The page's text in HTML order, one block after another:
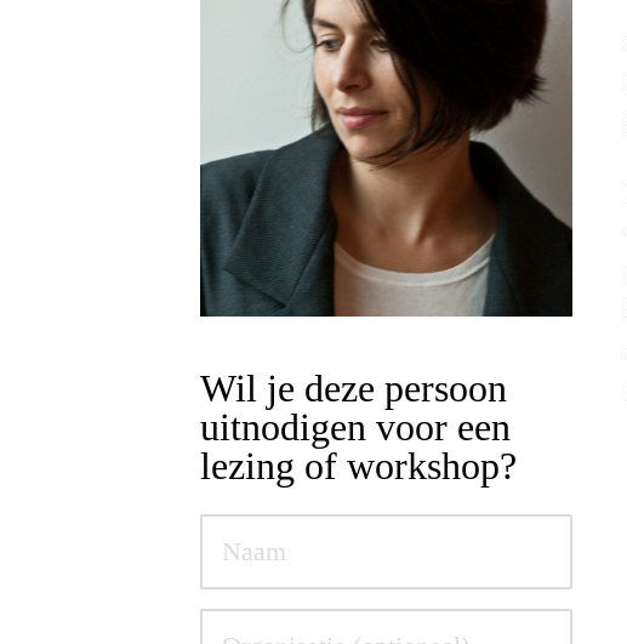
Wil je deze persoon
uitnodigen voor een
lezing of workshop?